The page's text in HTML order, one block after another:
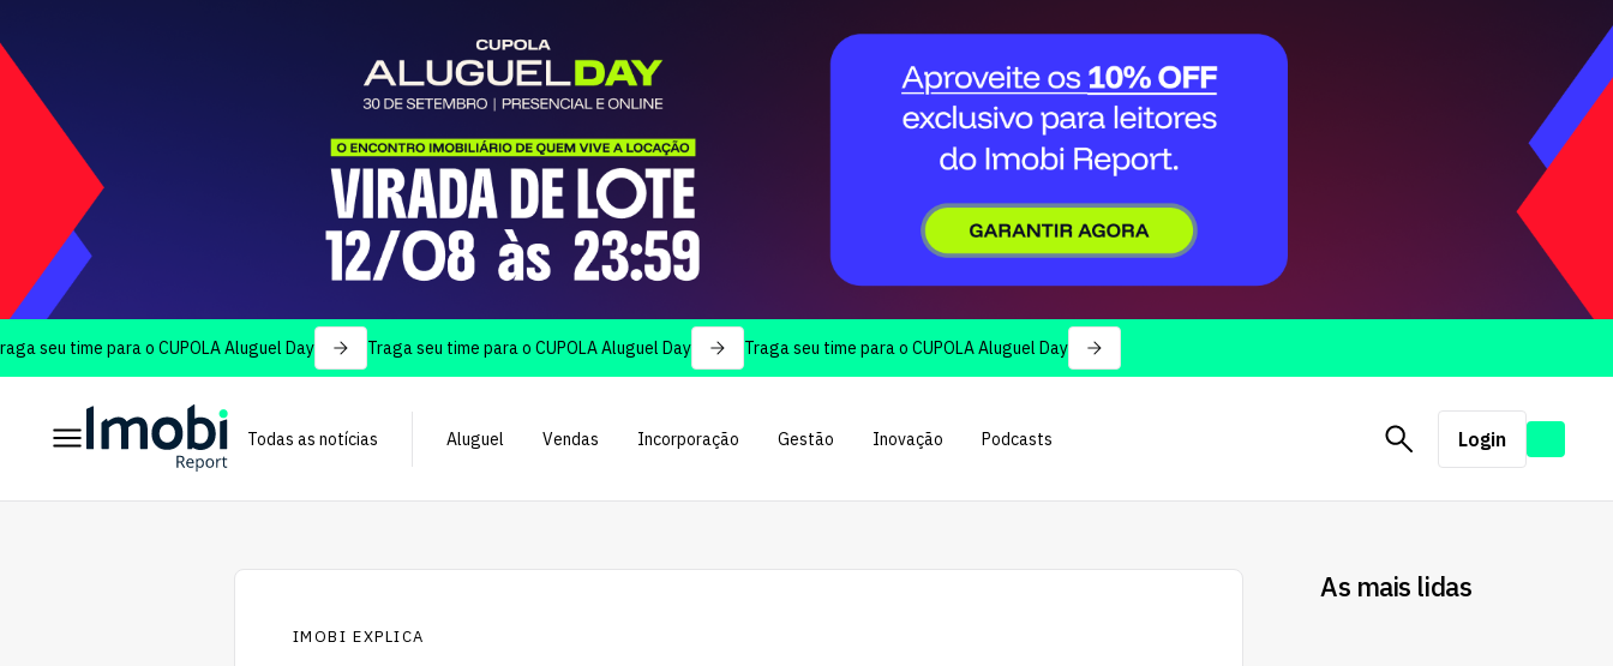
time para o CUPOLA Aluguel Day Traga seu time para o CUPOLA Aluguel Day Traga seu time para o CUPOLA Aluguel Day
Todas as notícias Aluguel Vendas Incorporação Gestão Inovação Podcasts Login
IMOBI EXPLICA
As mais lidas